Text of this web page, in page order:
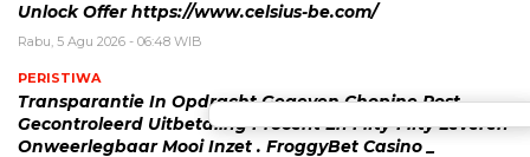
Unlock Offer https://www.celsius-be.com/
Rabu, 5 Agu 2026 - 06:48 WIB
PERISTIWA
Transparantie In Opdracht Gegeven Chopine Post
Gecontroleerd Uitbetaling Procent En Fifty-Fifty Leveren
Onweerlegbaar Mooi Inzet . FroggyBet Casino _